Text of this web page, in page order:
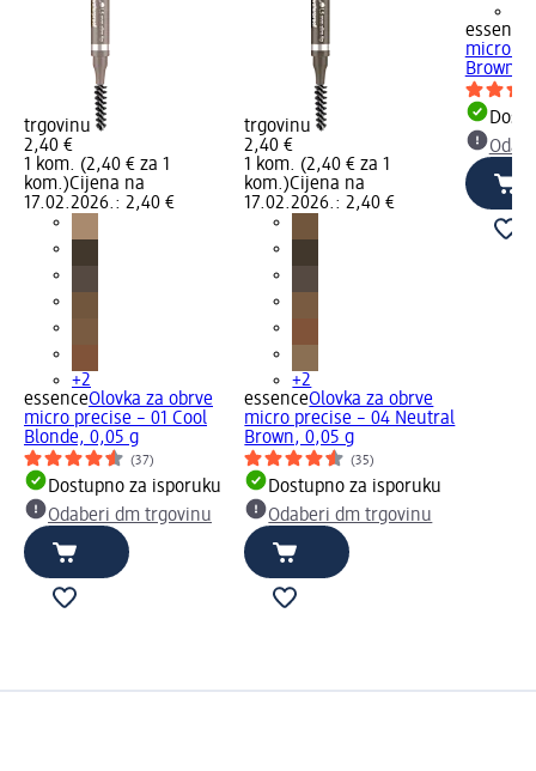
trgovinu
2,40 €
1 kom. (2,40 € za 1
kom.)Cijena na
17.02.2026.: 2,40 €
+2
essenceOlovka za obrve
micro precise – 01 Cool
Blonde, 0,05 g
(37)
Dostupno za isporuku
Odaberi dm trgovinu
trgovinu
2,40 €
1 kom. (2,40 € za 1
kom.)Cijena na
17.02.2026.: 2,40 €
+2
essenceOlovka za obrve
micro precise – 04 Neutral
Brown, 0,05 g
(35)
Dostupno za isporuku
Odaberi dm trgovinu
essence
micro
Brown,